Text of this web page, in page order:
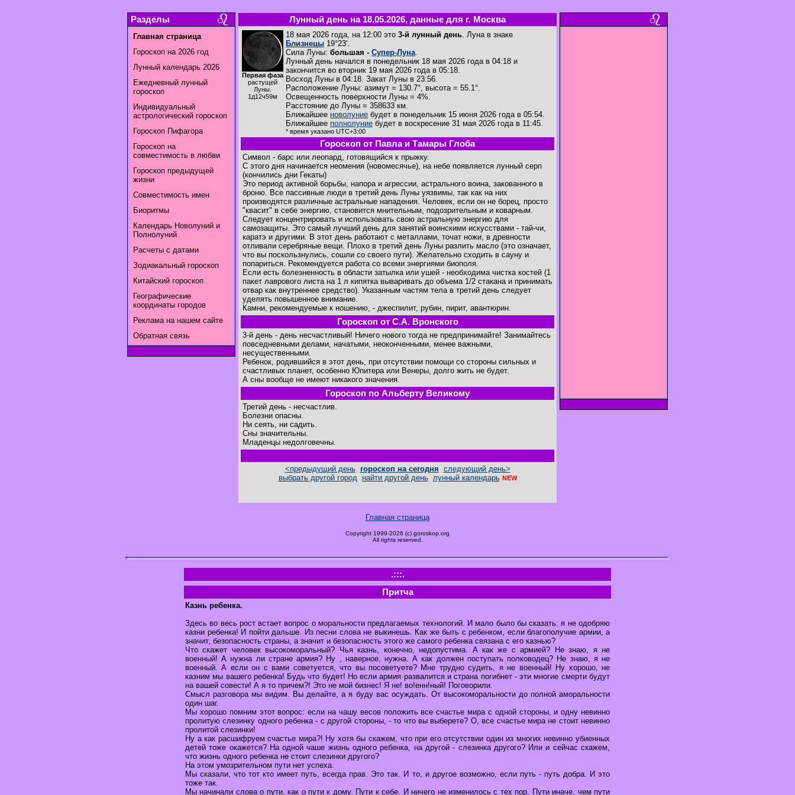
Разделы
Главная страница
Гороскоп на 2026 год
Лунный календарь 2026
Ежедневный лунный
гороскоп
Индивидуальный
астрологический гороскоп
Гороскоп Пифагора
Гороскоп на
совместимость в любви
Гороскоп предыдущей
жизни
Совместимость имен
Биоритмы
Календарь Новолуний и
Полнолуний
Расчеты с датами
Зодиакальный гороскоп
Китайский гороскоп
Географические
координаты городов
Реклама на нашем сайте
Обратная связь
Лунный день на 18.05.2026, данные для г. Москва
Первая фаза
растущей
Луны.
1д12ч59м
18 мая 2026 года, на 12:00 это 3-й лунный день. Луна в знаке
Близнецы 19°23'.
Сила Луны: большая - Супер-Луна.
Лунный день начался в понедельник 18 мая 2026 года в 04:18 и
закончится во вторник 19 мая 2026 года в 05:18.
Восход Луны в 04:18. Закат Луны в 23:56.
Расположение Луны: азимут = 130.7°, высота = 55.1°.
Освещенность поверхности Луны = 4%.
Расстояние до Луны = 358633 км.
Ближайшее новолуние будет в понедельник 15 июня 2026 года в 05:54.
Ближайшее полнолуние будет в воскресение 31 мая 2026 года в 11:45.
* время указано UTC+3:00
Гороскоп от Павла и Тамары Глоба
Символ - барс или леопард, готовящийся к прыжку.
С этого дня начинается неомения (новомесячье), на небе появляется лунный серп
(кончились дни Гекаты)
Это период активной борьбы, напора и агрессии, астрального воина, закованного в
броню. Все пассивные люди в третий день Луны уязвимы, так как на них
производятся различные астральные нападения. Человек, если он не борец, просто
"квасит" в себе энергию, становится мнительным, подозрительным и коварным.
Следует концентрировать и использовать свою астральную энергию для
самозащиты. Это самый лучший день для занятий воинскими искусствами - тай-чи,
каратэ и другими. В этот день работают с металлами, точат ножи, в древности
отливали серебряные вещи. Плохо в третий день Луны разлить масло (это означает,
что вы поскользнулись, сошли со своего пути). Желательно сходить в сауну и
попариться. Рекомендуется работа со всеми энергиями биополя.
Если есть болезненность в области затылка или ушей - необходима чистка костей (1
пакет лаврового листа на 1 л кипятка вываривать до объема 1/2 стакана и принимать
отвар как внутреннее средство). Указанным частям тела в третий день следует
уделять повышенное внимание.
Камни, рекомендуемые к ношению, - джеспилит, рубин, пирит, авантюрин.
Гороскоп от С.А. Вронского
3-й день - день несчастливый! Ничего нового тогда не предпринимайте! Занимайтесь
повседневными делами, начатыми, неоконченными, менее важными,
несущественными.
Ребенок, родившийся в этот день, при отсутствии помощи со стороны сильных и
счастливых планет, особенно Юпитера или Венеры, долго жить не будет.
А сны вообще не имеют никакого значения.
Гороскоп по Альберту Великому
Третий день - несчастлив.
Болезни опасны.
Ни сеять, ни садить.
Сны значительны.
Младенцы недолговечны.
<предыдущий день гороскоп на сегодня следующий день>
выбрать другой город
найти другой день лунный календарь NEW
Главная страница
Copyright 1999-2026 (c) goroskop.org
All rights reserved.
.:::.
Притча
Казнь ребенка.
Здесь во весь рост встает вопрос о моральности предлагаемых технологий. И мало было бы сказать: я не одобряю
казни ребенка! И пойти дальше. Из песни слова не выкинешь. Как же быть с ребенком, если благополучие армии, а
значит, безопасность страны, а значит и безопасность этого же самого ребенка связана с его казнью?
Что скажет человек высокоморальный? Чья казнь, конечно, недопустима. А как же с армией? Не знаю, я не
военный! А нужна ли стране армия? Ну , наверное, нужна. А как должен поступать полководец? Не знаю, я не
военный. А если он с вами советуется, что вы посоветуете? Мне трудно судить, я не военный! Ну хорошо, не
казним мы вашего ребенка! Будь что будет! Но если армия развалится и страна погибнет - эти многие смерти будут
на вашей совести! А я то причем?! Это не мой бизнес! Я не! во!енн!ный! Поговорили.
Смысл разговора мы видим. Вы делайте, а я буду вас осуждать. От высокоморальности до полной аморальности
один шаг.
Мы хорошо помним этот вопрос: если на чашу весов положить все счастье мира с одной стороны, и одну невинно
пролитую слезинку одного ребенка - с другой стороны, - то что вы выберете? О, все счастье мира не стоит невинно
пролитой слезинки!
Ну а как расшифруем счастье мира?! Ну хотя бы скажем, что при его отсутствии один из многих невинно убиенных
детей тоже окажется? На одной чаше жизнь одного ребенка, на другой - слезинка другого? Или и сейчас скажем,
что жизнь одного ребенка не стоит слезинки другого?
На этом умозрительном пути нет успеха.
Мы сказали, что тот кто имеет путь, всегда прав. Это так. И то, и другое возможно, если путь - путь добра. И это
тоже так.
Мы начинали слова о пути, как о пути к дому. Пути к себе. И ничего не изменилось с тех пор. Пути иначе, чем пути